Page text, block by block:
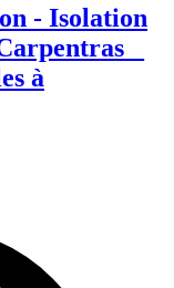
- Isolation
_
à